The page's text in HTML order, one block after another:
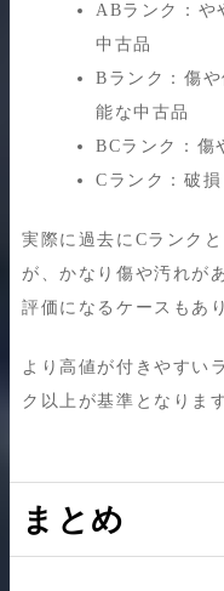
ABランク：や
中古品
Bランク：傷
能な中古品
BCランク：傷
Cランク：破
実際に過去にCランク
が、かなり傷や汚れが
評価になるケースもあ
より高値が付きやすい
ク以上が基準となりま
まとめ